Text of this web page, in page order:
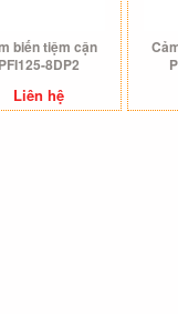
biến tiệm cận
8DP2
Liên hệ